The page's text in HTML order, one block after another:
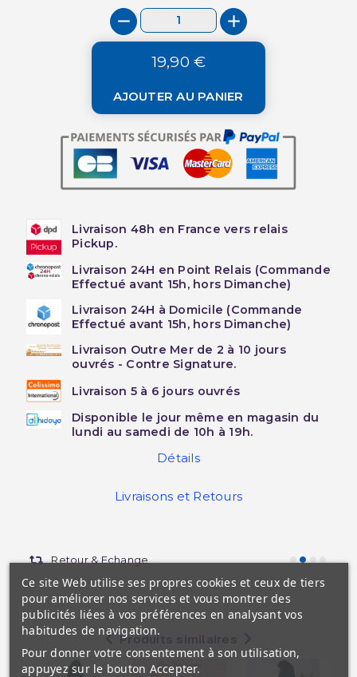
19,90 €
AJOUTER AU PANIER
Livraison 48h en France vers relais
Pickup.
Livraison 24H en Point Relais (Commande
Effectué avant 15h, hors Dimanche)
Livraison 24H à Domicile (Commande
Effectué avant 15h, hors Dimanche)
Livraison Outre Mer de 2 à 10 jours
ouvrés - Contre Signature.
Livraison 5 à 6 jours ouvrés
Disponible le jour même en magasin du
lundi au samedi de 10h à 19h.
Détails
Livraisons et Retours
Retour & Echange
Produits similaires
Ce site Web utilise ses propres cookies et ceux de tiers
pour améliorer nos services et vous montrer des
publicités liées à vos préférences en analysant vos
habitudes de navigation.
Pour donner votre consentement à son utilisation,
appuyez sur le bouton Accepter.